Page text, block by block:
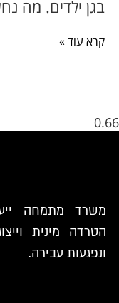
בגן ילדים. מה
קרא עוד »
משרד מתמחה
הטרדה מינית
ונפגעות עבירה.